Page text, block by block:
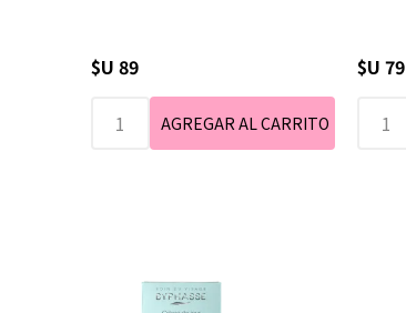
$U 89 $U 79